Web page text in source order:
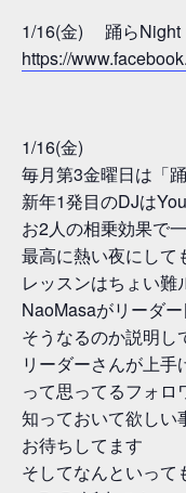
1/16(金) 踊らNight
https://
1/16(金)
毎月第3金曜日は「
新年1発目のDJは
お2人の相乗効果で
最高に熱い夜にして
レッスンはちょい難
NaoMasaがリーダ
そうなるのか説明し
リーダーさんが上手
って思ってるフォロ
知っておいて欲しい
お待ちしてます
そしてなんといって